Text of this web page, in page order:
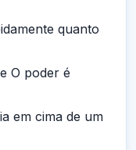
quanto
O poder é
em cima de um